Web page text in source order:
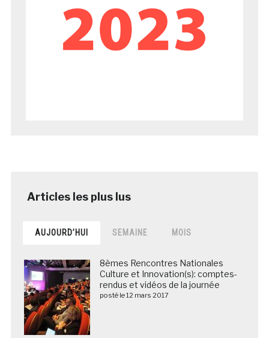
AUJOURD’HUI SEMAINE MOIS
8èmes Rencontres Nationales
Culture et Innovation(s): comptes-
rendus et vidéos de la journée
posté le 12 mars 2017